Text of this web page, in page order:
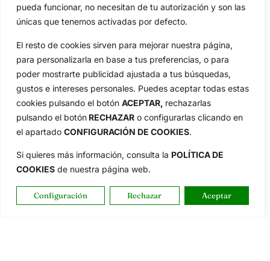
pueda funcionar, no necesitan de tu autorización y son las
únicas que tenemos activadas por defecto.
El resto de cookies sirven para mejorar nuestra página,
para personalizarla en base a tus preferencias, o para
poder mostrarte publicidad ajustada a tus búsquedas,
gustos e intereses personales. Puedes aceptar todas estas
cookies pulsando el botón ACEPTAR, rechazarlas
pulsando el botón RECHAZAR o configurarlas clicando en
el apartado CONFIGURACIÓN DE COOKIES.
Si quieres más información, consulta la POLÍTICA DE
COOKIES de nuestra página web.
Configuración Rechazar Aceptar
OpenGolf ofrece toda la actualidad, información del golf
profesional y amateur, resultados en directo, vídeos, noticias,
Jon Rahm, LIV Golf, PGA Tour, Ryder Cup, DP World Tour, LPGA
Tour...
Categorias
Inicio
Actualidad
Circuitos
Jon Rahm
Ryder Cup
Vídeos
Compañía